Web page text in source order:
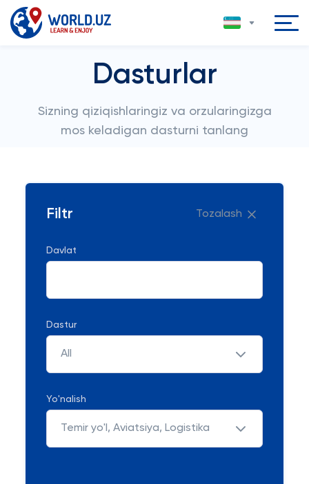
Dasturlar
Sizning qiziqishlaringiz va orzularingizga
mos keladigan dasturni tanlang
Filtr Tozalash
Davlat
Dastur
All
Yo'nalish
Temir yo'l, Aviatsiya, Logistika